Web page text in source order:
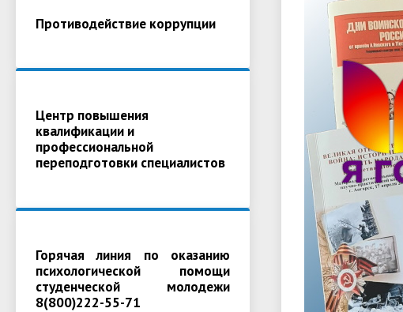
Противодействие коррупции
Центр повышения
квалификации и
профессиональной
переподготовки специалистов
Горячая линия по оказанию
психологической помощи
студенческой молодежи
8(800)222-55-71